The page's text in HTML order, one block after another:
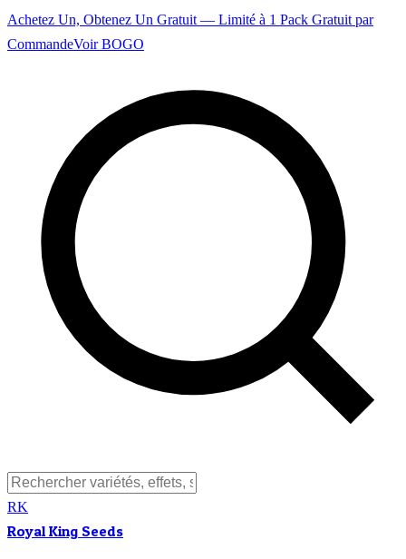
Achetez Un, Obtenez Un Gratuit — Limité à 1 Pack Gratuit par
CommandeVoir BOGO
RK
Royal King Seeds